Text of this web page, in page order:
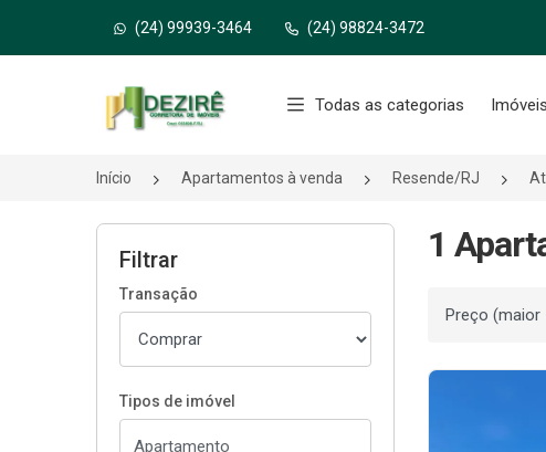
(24) 99939-3464 (24) 98824-3472
Página inicial
Todas as categorias
Início Apartamentos à venda Resende/RJ
Filtrar
Transação
Tipos de imóvel
1
Ordenar por